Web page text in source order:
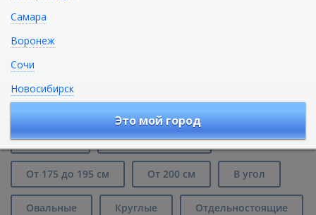
Каменные ванны Riho Barca в Москве
До 145 см От 150 до 170 см
От 175 до 195 см От 200 см В угол
Овальные Круглые Отдельностоящие
Самара
Воронеж
Сочи
Новосибирск
Это мой город